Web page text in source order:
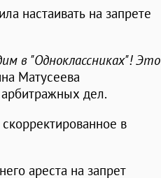
настаивать на запрете
в "Одноклассниках"! Это
Матусеева
дел.
в
ареста на запрет